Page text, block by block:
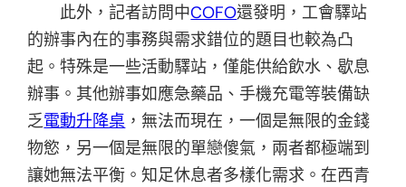
此外，記者訪問中COFO還發明，工會驛站
的辦事內在的事務與需求錯位的題目也較為凸
起。特殊是一些活動驛站，僅能供給飲水、歇息
辦事。其他辦事如應急藥品、手機充電等裝備缺
乏電動升降桌 ，無法而現在，一個是無限的金錢
物慾，另一個是無限的單戀傻氣，兩者都極端到
讓她無法平衡。知足休息者多樣化需求。在西青